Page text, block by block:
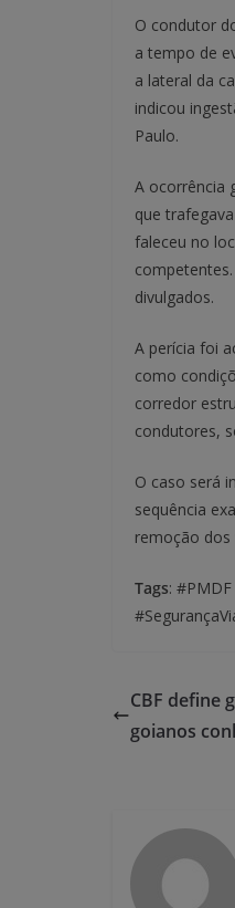
O condutor
a tempo de
a lateral da
indicou
Paulo.
A ocorrência
que
faleceu no
divulgados.
A perícia foi
como
corredor
condutores,
O caso será
sequência
remoção dos
Tags:
CBF define
goianos